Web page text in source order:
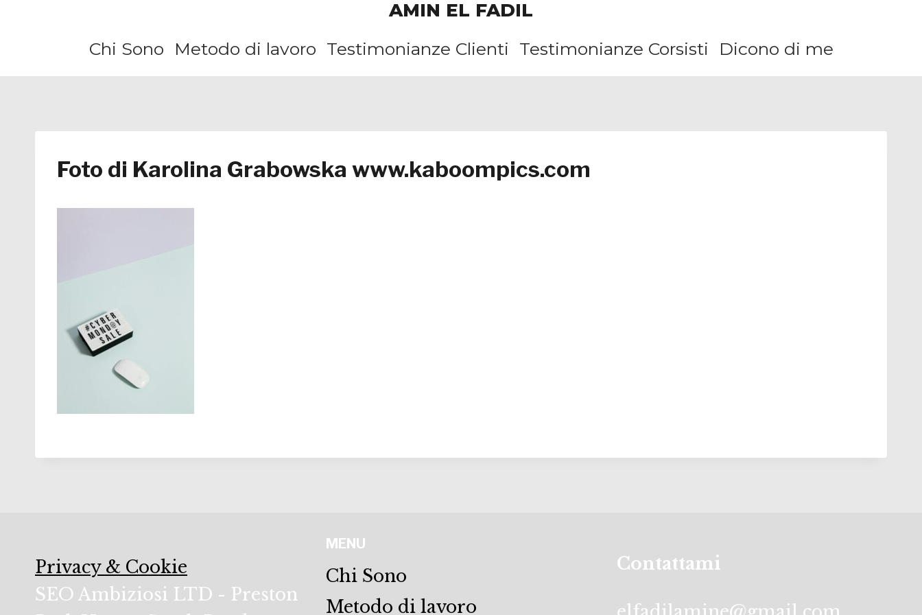
AMIN EL FADIL
Chi Sono Metodo di lavoro Testimonianze Clienti Testimonianze Corsisti Dicono di me
Foto di Karolina Grabowska www.kaboompics.com
Privacy & Cookie
SEO Ambiziosi LTD - Preston
MENU
Chi Sono
Metodo di lavoro
Contattami